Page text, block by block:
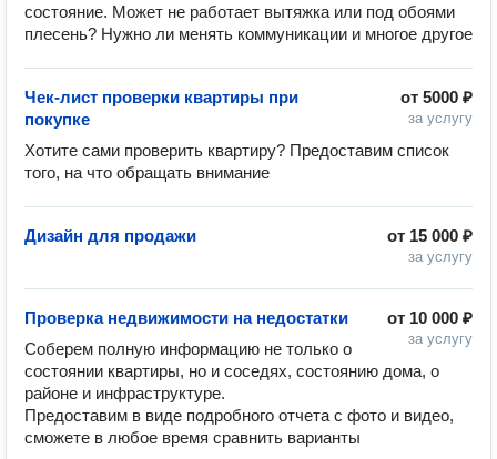
состояние. Может не работает вытяжка или под обоями
плесень? Нужно ли менять коммуникации и многое другое
от 5000 ₽
за услугу
Чек-лист проверки квартиры при
покупке
Хотите сами проверить квартиру? Предоставим список
того, на что обращать внимание
от 15 000 ₽
за услугу
Дизайн для продажи
от 10 000 ₽
за услугу
Проверка недвижимости на недостатки
Соберем полную информацию не только о
состоянии квартиры, но и соседях, состоянию дома, о
районе и инфраструктуре.
Предоставим в виде подробного отчета с фото и видео,
сможете в любое время сравнить варианты